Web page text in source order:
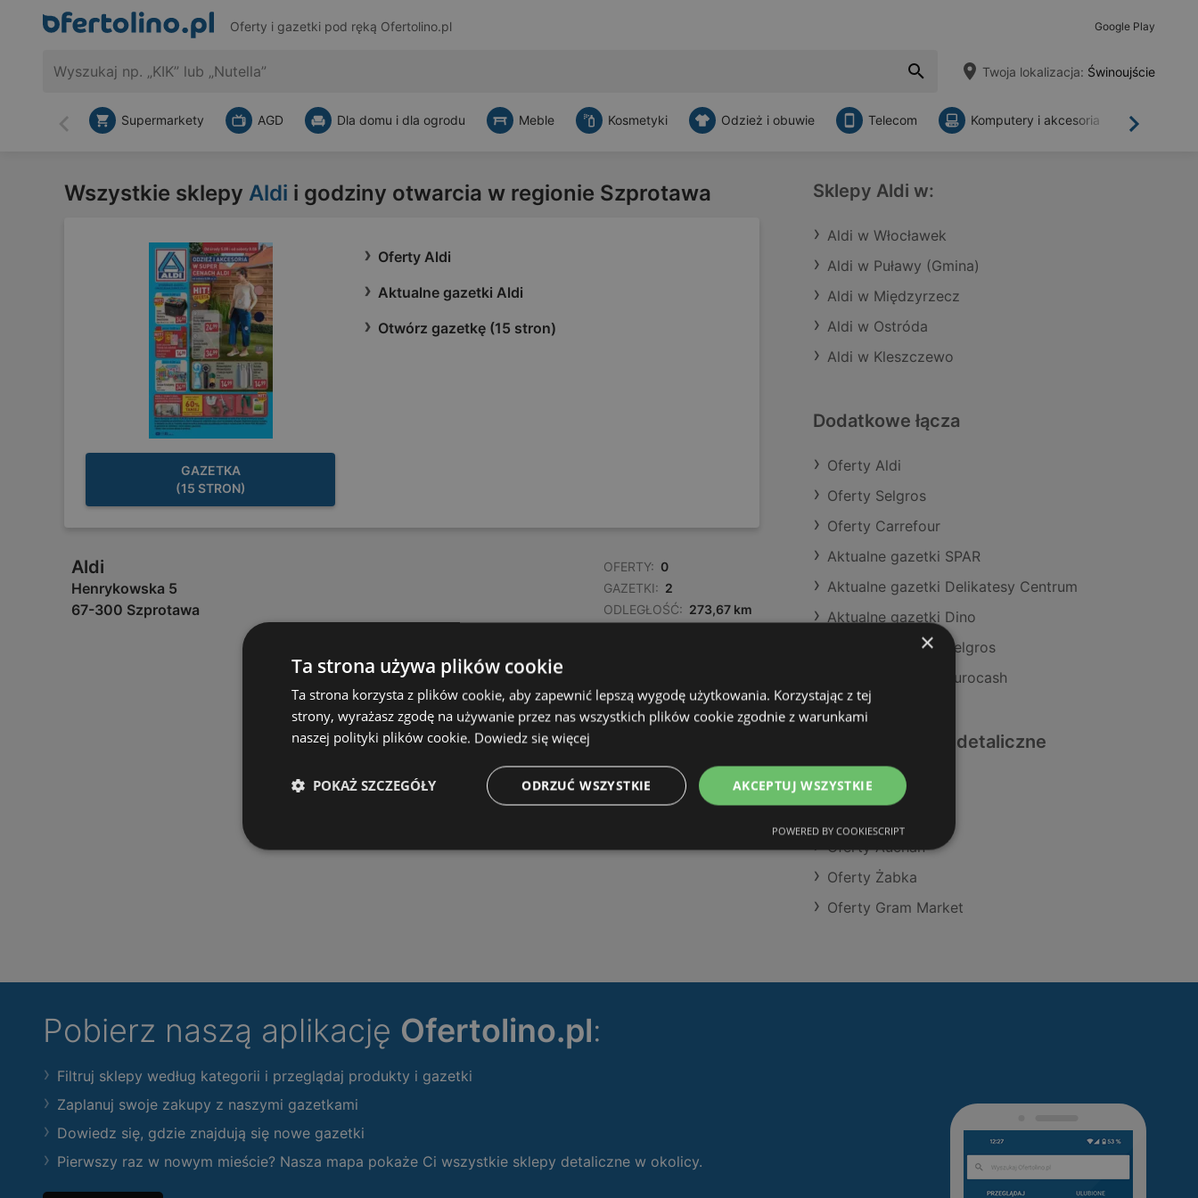
Oferty i gazetki pod ręką Ofertolino.pl Google Play
Twoja lokalizacja: Świnoujście
Wstecz Dalej
Supermarkety AGD Dla domu i dla ogrodu Meble Kosmetyki Odzież i obuwie Telecom Komputery i akcesoria
Wszystkie sklepy Aldi i godziny otwarcia w regionie Szprotawa
GAZETKA
(15 STRON)
Oferty Aldi
Aktualne gazetki Aldi
Otwórz gazetkę (15 stron)
Aldi
Henrykowska 5
67-300 Szprotawa
OFERTY: 0
GAZETKI: 2
ODLEGŁOŚĆ: 273,67 km
Sklepy Aldi w:
Aldi w Włocławek
Aldi w Puławy (Gmina)
Aldi w Międzyrzecz
Aldi w Ostróda
Aldi w Kleszczewo
Dodatkowe łącza
Oferty Aldi
Oferty Selgros
Oferty Carrefour
Aktualne gazetki SPAR
Aktualne gazetki Delikatesy Centrum
Aktualne gazetki Dino
Aktualne gazetki Selgros
Aktualne gazetki Eurocash
Podobne sklepy detaliczne
Oferty Dino
Oferty Auchan
Oferty Żabka
Oferty Gram Market
Pobierz naszą aplikację Ofertolino.pl:
Filtruj sklepy według kategorii i przeglądaj produkty i gazetki
Zaplanuj swoje zakupy z naszymi gazetkami
Dowiedz się, gdzie znajdują się nowe gazetki
Pierwszy raz w nowym mieście? Nasza mapa pokaże Ci wszystkie sklepy detaliczne w okolicy.
×
Ta strona używa plików cookie
Ta strona korzysta z plików cookie, aby zapewnić lepszą wygodę użytkowania. Korzystając z tej
strony, wyrażasz zgodę na używanie przez nas wszystkich plików cookie zgodnie z warunkami
naszej polityki plików cookie. Dowiedz się więcej
AKCEPTUJ WSZYSTKIE
ODRZUĆ WSZYSTKIE
POKAŻ SZCZEGÓŁY
POWERED BY COOKIESCRIPT